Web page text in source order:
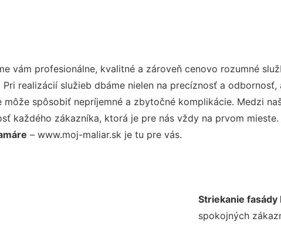
vám profesionálne, kvalitné a zároveň cenovo rozumné
realizácií služieb dbáme nielen na precíznosť a
môže spôsobiť nepríjemné a zbytočné komplikácie. Medzi
každého zákazníka, ktorá je pre nás vždy na prvom
– www.moj-maliar.sk je tu pre vás.
Striekanie fasády
spokojných